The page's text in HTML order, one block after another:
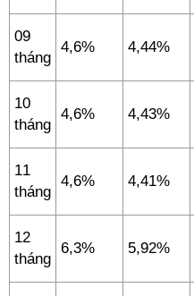
09
tháng
4,6% 4,44%
10
tháng
4,6% 4,43%
11
tháng
4,6% 4,41%
12
tháng
6,3% 5,92%